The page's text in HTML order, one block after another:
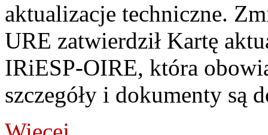
aktualizacje techniczne.
URE zatwierdził Kartę
IRiESP‑OIRE, która
szczegóły i dokumenty są